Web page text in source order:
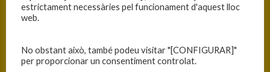
PISTA
estrictament necessàries pel funcionament d'aquest lloc
web.
No obstant això, també podeu visitar "[CONFIGURAR]"
per proporcionar un consentiment controlat.